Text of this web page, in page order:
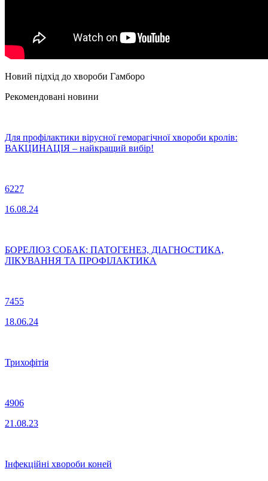
Новий підхід до хвороби Гамборо
Рекомендовані новини
Для профілактики вірусної геморагічної хвороби кролів:
ВАКЦИНАЦІЯ – найкращий вибір!
6227
16.08.24
БОРЕЛІОЗ СОБАК: ПАТОГЕНЕЗ, ДІАГНОСТИКА,
ЛІКУВАННЯ ТА ПРОФІЛАКТИКА
7455
18.06.24
Трихофітія
4906
21.08.23
Інфекційні хвороби коней